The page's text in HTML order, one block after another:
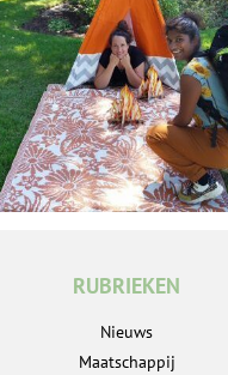
RUBRIEKEN
Nieuws
Maatschappij